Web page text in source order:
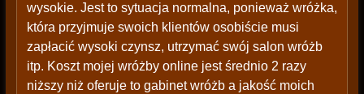
wysokie. Jest to sytuacja normalna, ponieważ wróżka,
która przyjmuje swoich klientów osobiście musi
zapłacić wysoki czynsz, utrzymać swój salon wróżb
itp. Koszt mojej wróżby online jest średnio 2 razy
niższy niż oferuje to gabinet wróżb a jakość moich